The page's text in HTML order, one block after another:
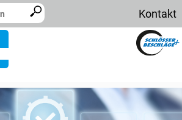
Kontakt